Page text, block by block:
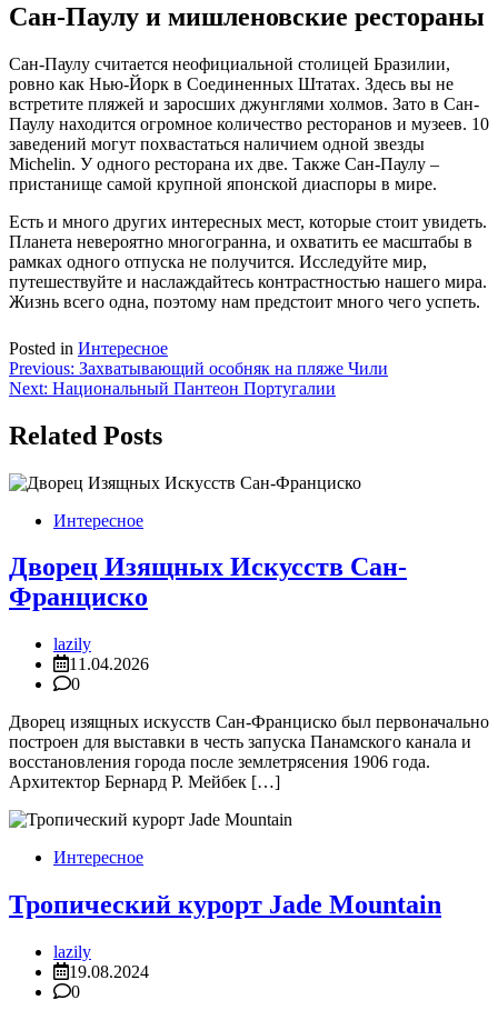
Сан-Паулу и мишленовские рестораны
Сан-Паулу считается неофициальной столицей Бразилии,
ровно как Нью-Йорк в Соединенных Штатах. Здесь вы не
встретите пляжей и заросших джунглями холмов. Зато в Сан-
Паулу находится огромное количество ресторанов и музеев. 10
заведений могут похвастаться наличием одной звезды
Michelin. У одного ресторана их две. Также Сан-Паулу –
пристанище самой крупной японской диаспоры в мире.
Есть и много других интересных мест, которые стоит увидеть.
Планета невероятно многогранна, и охватить ее масштабы в
рамках одного отпуска не получится. Исследуйте мир,
путешествуйте и наслаждайтесь контрастностью нашего мира.
Жизнь всего одна, поэтому нам предстоит много чего успеть.
Posted in Интересное
Навигация
по
записям
Previous: Захватывающий особняк на пляже Чили
Next: Национальный Пантеон Португалии
Related Posts
Интересное
Дворец Изящных Искусств Сан-
Франциско
lazily
11.04.2026
0
Дворец изящных искусств Сан-Франциско был первоначально
построен для выставки в честь запуска Панамского канала и
восстановления города после землетрясения 1906 года.
Архитектор Бернард Р. Мейбек […]
Интересное
Тропический курорт Jade Mountain
lazily
19.08.2024
0